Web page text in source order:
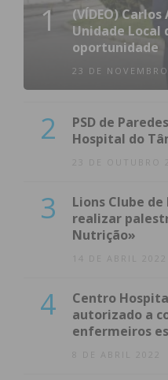
1
(VÍDEO)
Unidade Local
oportunidade
23 DE
2
PSD de
Hospital do
23 DE OUTUBRO
3
Lions Clube
realizar
Nutrição»
14 DE ABRIL 2022
4
Centro
autorizado a
enfermeiros
8 DE ABRIL 2022